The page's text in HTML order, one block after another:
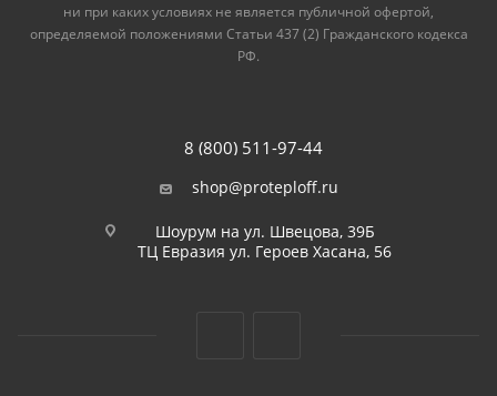
ни при каких условиях не является публичной офертой,
определяемой положениями Статьи 437 (2) Гражданского кодекса
РФ.
8 (800) 511-97-44
shop@proteploff.ru
Шоурум на ул. Швецова, 39Б
ТЦ Евразия ул. Героев Хасана, 56